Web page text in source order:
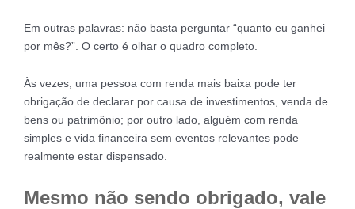
Em outras palavras: não basta perguntar “quanto eu ganhei
por mês?”. O certo é olhar o quadro completo.
Às vezes, uma pessoa com renda mais baixa pode ter
obrigação de declarar por causa de investimentos, venda de
bens ou patrimônio; por outro lado, alguém com renda
simples e vida financeira sem eventos relevantes pode
realmente estar dispensado.
Mesmo não sendo obrigado, vale